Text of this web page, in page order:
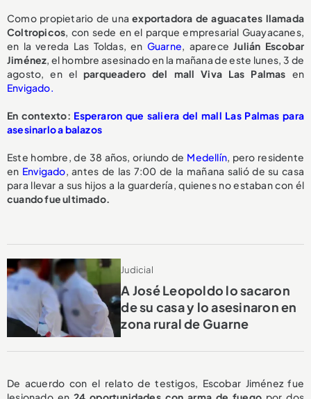
Como propietario de unaexportadora de aguacates llamada
Coltropicos, con sede en el parque empresarial Guayacanes,
en la vereda Las Toldas, en Guarne, apareceJulián Escobar
Jiménez, el hombre asesinado en la mañana de este lunes, 3 de
agosto, en el parqueadero del mall Viva Las Palmas en
Envigado.
En contexto: Esperaron que saliera del mall Las Palmas para
asesinarlo a balazos
Este hombre, de 38 años, oriundo de Medellín, pero residente
en Envigado, antes de las 7:00 de la mañana salió de su casa
para llevar a sus hijos a la guardería, quienes no estaban con él
cuando fue ultimado.
Judicial
A José Leopoldo lo sacaron
de su casa y lo asesinaron en
zona rural de Guarne
De acuerdo con el relato de testigos, Escobar Jiménez fue